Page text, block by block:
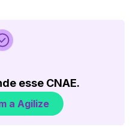
esse CNAE.
a Agilize